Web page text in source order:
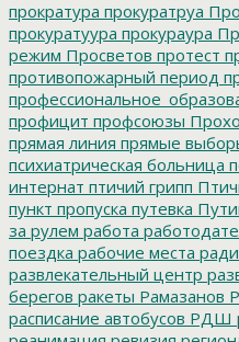
прократура прокуратруа
прокуратуура прокураура
режим Просветов протест
противопожарный период
профицит профсоюзы
прямая линия прямые
психиатрическая больница
интернат птичий грипп
пункт пропуска путевка
за рулем работа
поездка рабочие места
развлекательный центр
берегов ракеты Рамазанов
расписание автобусов РДШ